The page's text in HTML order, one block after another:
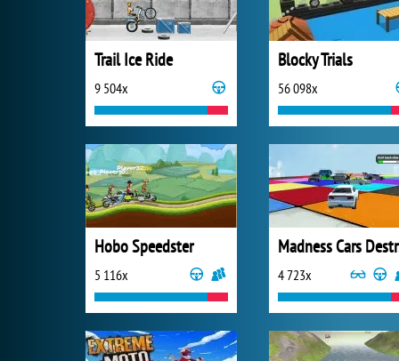
Trail Ice Ride
9 504x
Blocky Trials
56 098x
Hobo Speedster
5 116x 4 723x